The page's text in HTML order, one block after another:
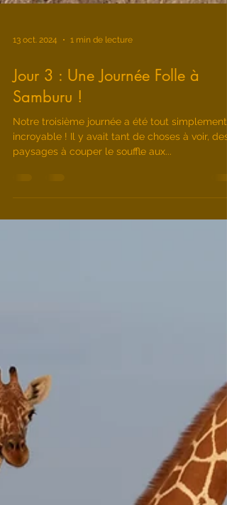
13 oct. 2024 1 min de lecture
Jour 3 : Une Journée Folle à
Samburu !
Notre troisième journée a été tout simplement